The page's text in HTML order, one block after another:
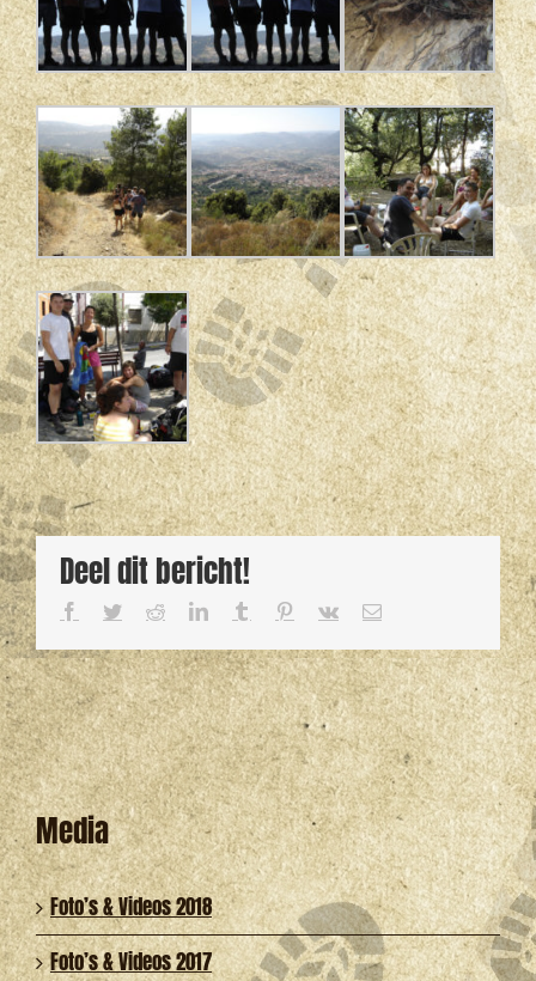
Deel dit bericht!
Facebook
TwitterRedditLinkedInTumblr Pinterest
Vk
E-
Media
Foto’s & Videos 2018
Foto’s & Videos 2017